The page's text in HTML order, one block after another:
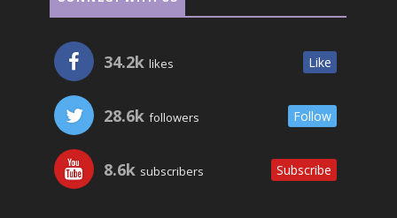
34.2k likes Like
28.6k followers Follow
8.6k subscribers Subscribe